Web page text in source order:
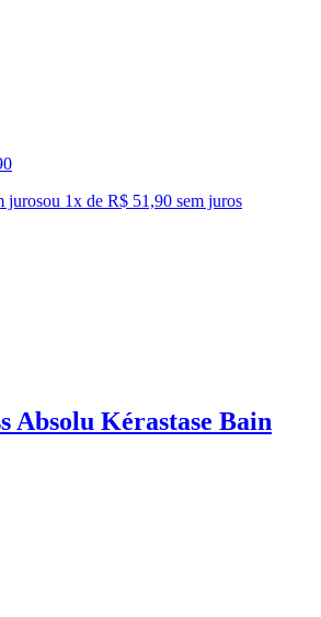
jurosou 1x de R$ 51,90 sem juros
Absolu Kérastase Bain